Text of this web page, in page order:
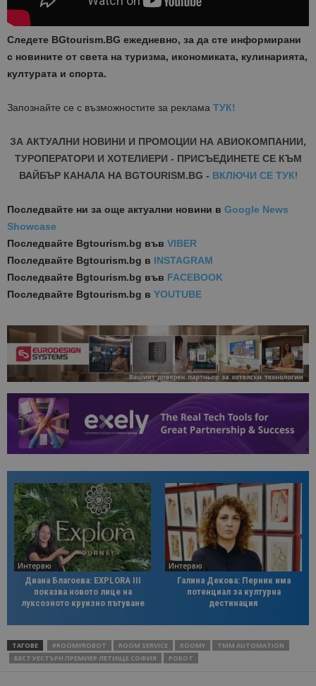
Следете BGtourism.BG ежедневно, за да сте информирани
с новините от света на туризма, икономиката, кулинарията,
културата и спорта.
Запознайте се с възможностите за реклама ТУК!
ЗА АКТУАЛНИ НОВИНИ И ПРОМОЦИИ НА АВИОКОМПАНИИ,
ТУРОПЕРАТОРИ И ХОТЕЛИЕРИ - ПРИСЪЕДИНЕТЕ СЕ КЪМ
ВАЙБЪР КАНАЛА НА BGTOURISM.BG - ВКЛЮЧИ СЕ ТУК!
Последвайте ни за още актуални новини в Google News
Showcase
Последвайте Bgtourism.bg във VIBER
Последвайте Bgtourism.bg в INSTAGRAM
Последвайте Bgtourism.bg във FACEBOOK
Последвайте Bgtourism.bg в YOUTUBE
Интервю
Диана Благоева: EXPLORA III
показва новото лице на
луксозното круизно пътуване
Интервю
Галина Декова: Перник има
потенциал за културна
дестинация
ТАГОВЕ #ROOMYROBOT ROOM SERVICE ROOMY
TMM AUTOMATION
БЕСТ УЕСТЪРН ПРЕМИЕР ЛЕТИЩЕ СОФИЯ
РОБОТ